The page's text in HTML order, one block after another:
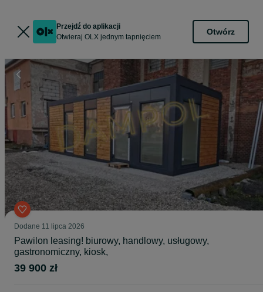
Przejdź do aplikacji
Otwieraj OLX jednym tapnięciem
Otwórz
Dodane 11 lipca 2026
Pawilon leasing! biurowy, handlowy, usługowy,
gastronomiczny, kiosk,
39 900 zł